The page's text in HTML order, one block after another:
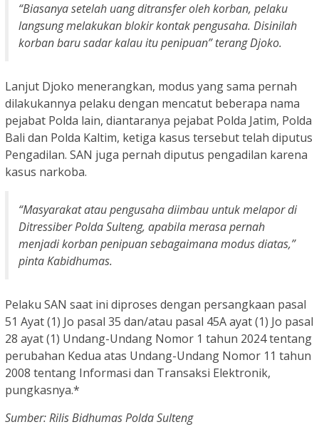
“Biasanya setelah uang ditransfer oleh korban, pelaku
langsung melakukan blokir kontak pengusaha. Disinilah
korban baru sadar kalau itu penipuan” terang Djoko.
Lanjut Djoko menerangkan, modus yang sama pernah
dilakukannya pelaku dengan mencatut beberapa nama
pejabat Polda lain, diantaranya pejabat Polda Jatim, Polda
Bali dan Polda Kaltim, ketiga kasus tersebut telah diputus
Pengadilan. SAN juga pernah diputus pengadilan karena
kasus narkoba.
“Masyarakat atau pengusaha diimbau untuk melapor di
Ditressiber Polda Sulteng, apabila merasa pernah
menjadi korban penipuan sebagaimana modus diatas,”
pinta Kabidhumas.
Pelaku SAN saat ini diproses dengan persangkaan pasal
51 Ayat (1) Jo pasal 35 dan/atau pasal 45A ayat (1) Jo pasal
28 ayat (1) Undang-Undang Nomor 1 tahun 2024 tentang
perubahan Kedua atas Undang-Undang Nomor 11 tahun
2008 tentang Informasi dan Transaksi Elektronik,
pungkasnya.*
Sumber: Rilis Bidhumas Polda Sulteng